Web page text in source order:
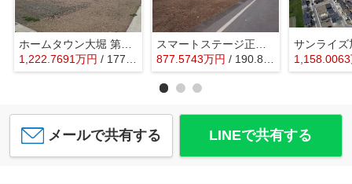
ホームタウン大堀 第Ⅲ期
1,222.7691万円 / 177.29㎡
877.5743万円 / 190.86㎡
サンライズ
1,158.0063
メールで共有する LINEで共有する